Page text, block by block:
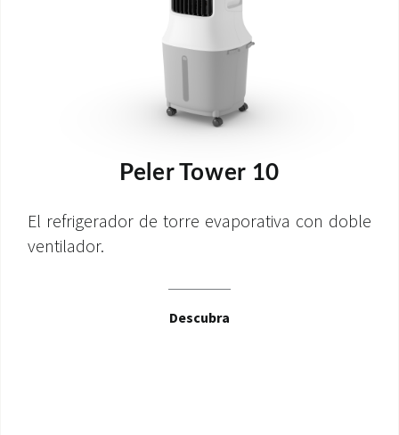
Peler Tower 10
El refrigerador de torre evaporativa con doble
ventilador.
Descubra